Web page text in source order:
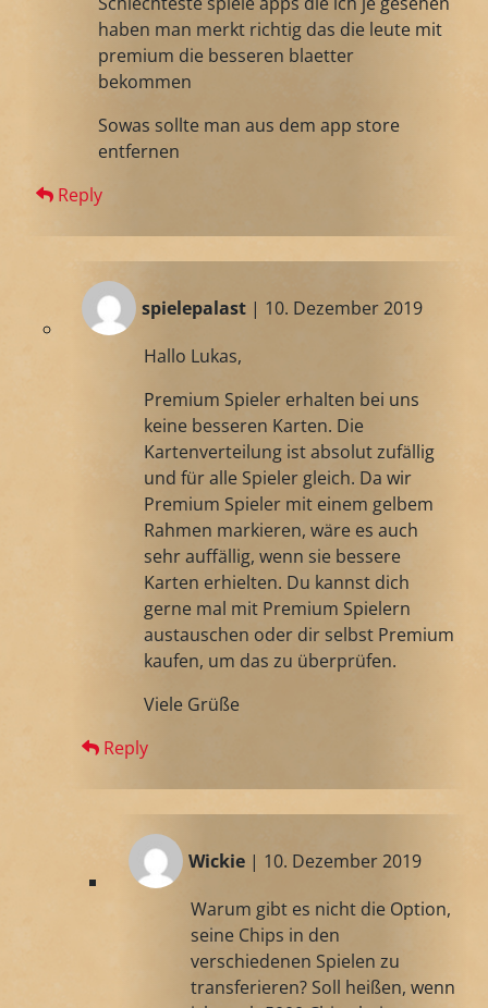
haben man merkt richtig das die leute mit
premium die besseren blaetter
bekommen
Sowas sollte man aus dem app store
entfernen
Reply
spielepalast | 10. Dezember 2019
Hallo Lukas,
Premium Spieler erhalten bei uns
keine besseren Karten. Die
Kartenverteilung ist absolut zufällig
und für alle Spieler gleich. Da wir
Premium Spieler mit einem gelbem
Rahmen markieren, wäre es auch
sehr auffällig, wenn sie bessere
Karten erhielten. Du kannst dich
gerne mal mit Premium Spielern
austauschen oder dir selbst Premium
kaufen, um das zu überprüfen.
Viele Grüße
Reply
Wickie| 10. Dezember 2019
Warum gibt es nicht die Option,
seine Chips in den
verschiedenen Spielen zu
transferieren? Soll heißen, wenn